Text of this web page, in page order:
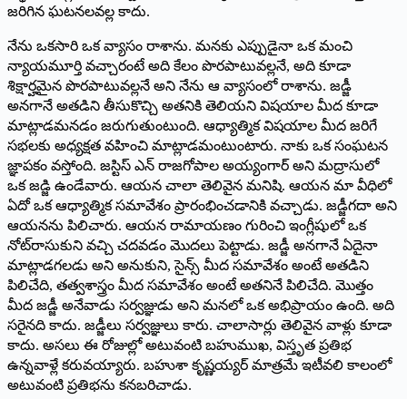
జరిగిన ఘటనలవల్ల కాదు.
నేను ఒకసారి ఒక వ్యాసం రాశాను. మనకు ఎప్పుడైనా ఒక మంచి
న్యాయమూర్తి వచ్చారంటే అది కేలం పొరపాటువల్లనే, అది కూడా
శిక్షార్హమైన పొరపాటువల్లనే అని నేను ఆ వ్యాసంలో రాశాను. జడ్జీ
అనగానే అతడిని తీసుకొచ్చి అతనికి తెలియని విషయాల మీద కూడా
మాట్లాడమనడం జరుగుతుంటుంది. ఆధ్యాత్మిక విషయాల మీద జరిగే
సభలకు అధ్యక్షత వహించి మాట్లాడమంటుంటారు. నాకు ఒక సంఘటన
జ్ఞాపకం వస్తోంది. జస్టిస్‌ ఎన్‌ రాజగోపాల అయ్యంగార్‌ అని మద్రాసులో
ఒక జడ్జి ఉండేవారు. ఆయన చాలా తెలివైన మనిషి. ఆయన మా వీధిలో
ఏదో ఒక ఆధ్యాత్మిక సమావేశం ప్రారంభించడానికి వచ్చాడు. జడ్జీగదా అని
ఆయనను పిలిచారు. ఆయన రామాయణం గురించి ఇంగ్లీషులో ఒక
నోట్‌రాసుకుని వచ్చి చదవడం మొ­దలు పెట్టాడు. జడ్జీ అనగానే ఏదైనా
మాట్లాడగలడు అని అనుకుని, సైన్స్‌ మీద సమావేశం అంటే అతడిని
పిలిచేది, తత్వశాస్త్రం మీద సమావేశం అంటే అతనినే పిలిచేది. మొత్తం
మీద జడ్జీ అనేవాడు సర్వజ్ఞుడు అని మనలో ఒక అభిప్రాయం ఉంది. అది
సరైనది కాదు. జడ్జీలు సర్వజ్ఞులు కారు. చాలాసార్లు తెలివైన వాళ్లు కూడా
కాదు. అసలు ఈ రోజుల్లో అటువంటి బహుముఖ, విస్తృత ప్రతిభ
ఉన్నవాళ్లే కరువయ్యారు. బహుశా కృష్ణయ్యర్‌ మాత్రమే ఇటీవలి కాలంలో
అటువంటి ప్రతిభను కనబరిచాడు.